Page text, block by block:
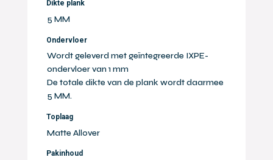
Dikte plank
5 MM
Ondervloer
Wordt geleverd met geïntegreerde IXPE-
ondervloer van 1 mm
De totale dikte van de plank wordt daarmee
5 MM.
Toplaag
Matte Allover
Pakinhoud